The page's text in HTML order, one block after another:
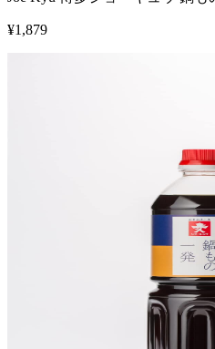
¥1,879